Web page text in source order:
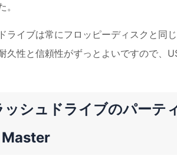
ライブは常にフロッピーディスクと同
久性と信頼性がずっとよいですので、
ッシュドライブのパーテ